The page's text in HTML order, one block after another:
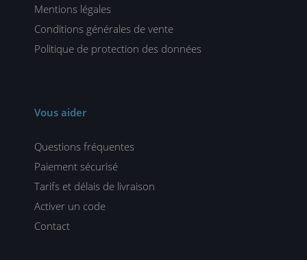
Mentions légales
Conditions générales de vente
Politique de protection des données
Vous aider
Questions fréquentes
Paiement sécurisé
Tarifs et délais de livraison
Activer un code
Contact